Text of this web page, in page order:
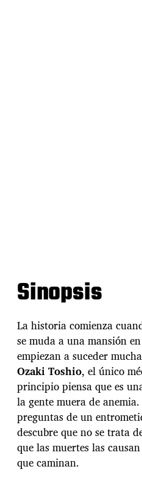
Sinopsis
La historia comienza
se muda a una mansión
empiezan a suceder
Ozaki Toshio, el único
principio piensa que es
la gente muera de
preguntas de un
descubre que no se trata
que las muertes las
que caminan.